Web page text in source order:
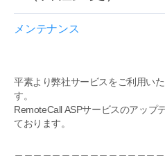
メンテナンス
平素より弊社サービスをご利用い
す。
RemoteCall ASPサービスのアップ
ております。